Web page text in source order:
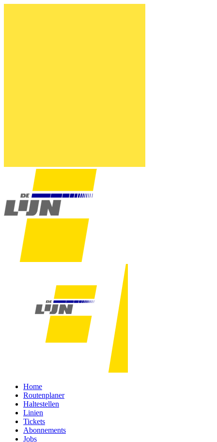
Home
Routenplaner
Haltestellen
Linien
Tickets
Abonnements
Jobs